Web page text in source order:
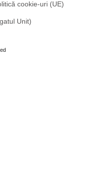
cookie-uri (UE)
Unit)